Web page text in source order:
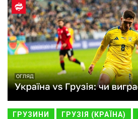
ГРУЗИНИ ГРУЗІЯ (КРАЇНА)